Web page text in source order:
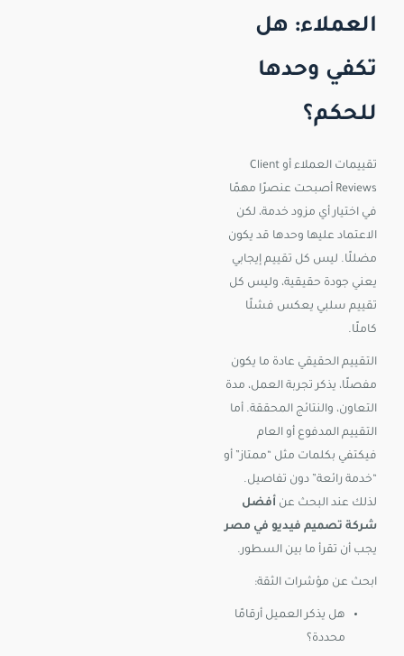
العملاء: هل
تكفي وحدها
للحكم؟
تقييمات العملاء أو Client
Reviews أصبحت عنصرًا مهمًا
في اختيار أي مزود خدمة، لكن
الاعتماد عليها وحدها قد يكون
مضللًا. ليس كل تقييم إيجابي
يعني جودة حقيقية، وليس كل
تقييم سلبي يعكس فشلًا
كاملًا.
التقييم الحقيقي عادة ما يكون
مفصلًا، يذكر تجربة العمل، مدة
التعاون، والنتائج المحققة. أما
التقييم المدفوع أو العام
فيكتفي بكلمات مثل “ممتاز” أو
“خدمة رائعة” دون تفاصيل.
لذلك عند البحث عن أفضل
شركة تصميم فيديو في مصر
يجب أن تقرأ ما بين السطور.
ابحث عن مؤشرات الثقة:
هل يذكر العميل أرقامًا
محددة؟